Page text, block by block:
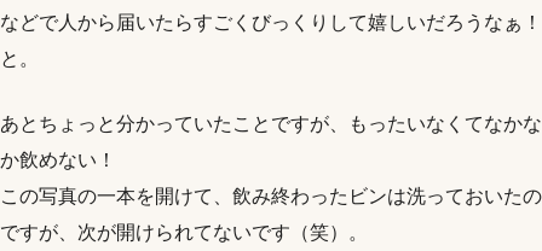
などで人から届いたらすごくびっくりして嬉しいだろうなぁ！
と。
あとちょっと分かっていたことですが、もったいなくてなかな
か飲めない！
この写真の一本を開けて、飲み終わったビンは洗っておいたの
ですが、次が開けられてないです（笑）。